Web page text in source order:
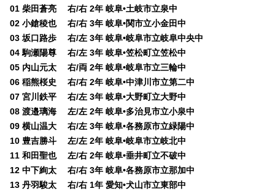
01 柴田蒼亮 右/右 2年 岐阜•土岐市立泉中
02 小鎗稜也 右/右 3年 岐阜•関市立小金田中
03 坂口路歩 右/左 3年 岐阜•岐阜市立岐阜中央中
04 駒瀬陽尊 右/左 3年 岐阜•笠松町立笠松中
05 内山元太 右/両 2年 岐阜•岐阜市立三輪中
06 稲熊桜史 右/右 2年 岐阜•中津川市立第二中
07 宮川鉄平 右/左 3年 岐阜•大野町立大野中
08 渡邉璃海 左/左 2年 岐阜•多治見市立小泉中
09 横山温大 右/左 3年 岐阜•各務原市立緑陽中
10 豊吉勝斗 左/左 2年 岐阜•岐阜市立岐北中
11 和田聖也 左/右 2年 岐阜•垂井町立不破中
12 中下絢太 右/右 3年 岐阜•各務原市立那加中
13 丹羽駿太 右/右 1年 愛知•犬山市立東部中